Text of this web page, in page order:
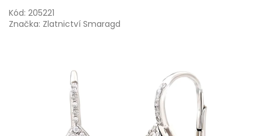
Kód: 205221
Značka: Zlatnictví Smaragd